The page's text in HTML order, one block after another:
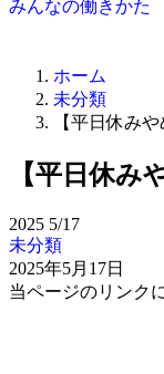
みんなの働きかた
ホーム
未分類
【平日休み
【平日休
2025 5/17
未分類
2025年5月17日
当ページのリンク